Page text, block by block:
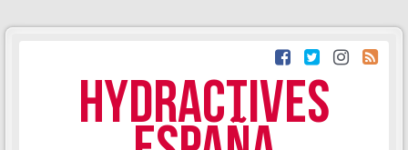
HYDRACTIVES